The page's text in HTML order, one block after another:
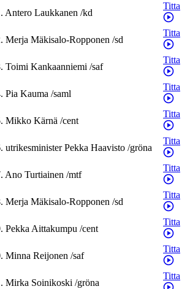
. Antero Laukkanen /kd
Titta
. Merja Mäkisalo-Ropponen /sd
Titta
. Toimi Kankaanniemi /saf
Titta
. Pia Kauma /saml
Titta
. Mikko Kärnä /cent
Titta
. utrikesminister Pekka Haavisto /gröna
Titta
. Ano Turtiainen /mtf
Titta
. Merja Mäkisalo-Ropponen /sd
Titta
. PekkaAittakumpu /cent
Titta
. Minna Reijonen /saf
Titta
. Mirka Soinikoski /gröna
Titta